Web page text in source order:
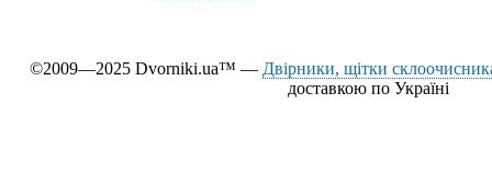
©2009—2025 Dvorniki.ua™ — Двірники, щітки
доставкою по Україні